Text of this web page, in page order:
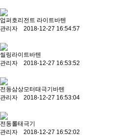
업퍼호리전트 라이트바텐
관리자 2018-12-27 16:54:57
씰링라이트바텐
관리자 2018-12-27 16:53:52
전동삼상모터태극기바텐
관리자 2018-12-27 16:53:04
전동롤태극기
관리자 2018-12-27 16:52:02